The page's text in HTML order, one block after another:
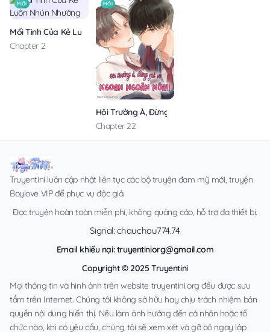
MỚI
Mối Tình Của Kẻ Luôn Nhún Nhường
Chapter 2
MỚI
Hội Trưởng À, Đừng Giả Vờ Ngoan Ngoãn
Chapter 22
Truyentini luôn cập nhật liên tục các bộ truyện đam mỹ mới, truyện
Boylove VIP để phục vụ độc giả.
Đọc truyện hoàn toàn miễn phí, không quảng cáo, hỗ trợ đa thiết bị.
Signal: chauchau774.74
Email khiếu nại:truyentiniorg@gmail.com
Copyright © 2025 Truyentini
Mọi thông tin và hình ảnh trên website truyentini.org đều được sưu
tầm trên Internet. Chúng tôi không sở hữu hay chịu trách nhiệm bản
quyền nội dung hiển thị. Nếu làm ảnh hưởng đến cá nhân hoặc tổ
chức nào, khi có yêu cầu, chúng tôi sẽ xem xét và gỡ bỏ ngay lập